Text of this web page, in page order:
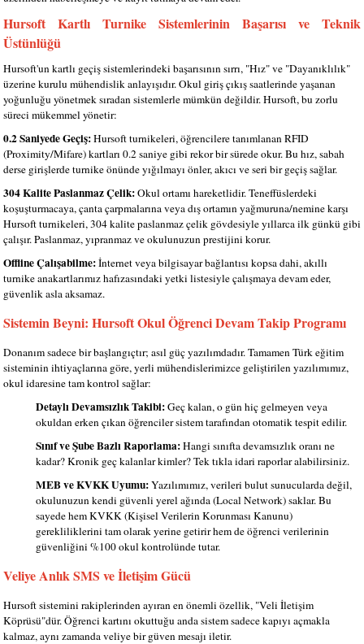
Hursoft Kartlı Turnike Sistemlerinin Başarısı ve Teknik
Üstünlüğü
Hursoft'un kartlı geçiş sistemlerindeki başarısının sırrı, "Hız" ve "Dayanıklılık"
üzerine kurulu mühendislik anlayışıdır. Okul giriş çıkış saatlerinde yaşanan
yoğunluğu yönetmek sıradan sistemlerle mümkün değildir. Hursoft, bu zorlu
süreci mükemmel yönetir:
0.2 Saniyede Geçiş:Hursoft turnikeleri, öğrencilere tanımlanan RFID
(Proximity/Mifare) kartları 0.2 saniye gibi rekor bir sürede okur. Bu hız, sabah
derse girişlerde turnike önünde yığılmayı önler, akıcı ve seri bir geçiş sağlar.
304 Kalite Paslanmaz Çelik:Okul ortamı hareketlidir. Teneffüslerdeki
koşuşturmacaya, çanta çarpmalarına veya dış ortamın yağmuruna/nemine karşı
Hursoft turnikeleri, 304 kalite paslanmaz çelik gövdesiyle yıllarca ilk günkü gibi
çalışır. Paslanmaz, yıpranmaz ve okulunuzun prestijini korur.
Offline Çalışabilme:İnternet veya bilgisayar bağlantısı kopsa dahi, akıllı
turnike anakartlarımız hafızasındaki yetki listesiyle çalışmaya devam eder,
güvenlik asla aksamaz.
Sistemin Beyni: Hursoft Okul Öğrenci Devam Takip Programı
Donanım sadece bir başlangıçtır; asıl güç yazılımdadır. Tamamen Türk eğitim
sisteminin ihtiyaçlarına göre, yerli mühendislerimizce geliştirilen yazılımımız,
okul idaresine tam kontrol sağlar:
Detaylı Devamsızlık Takibi:Geç kalan, o gün hiç gelmeyen veya
okuldan erken çıkan öğrenciler sistem tarafından otomatik tespit edilir.
Sınıf ve Şube Bazlı Raporlama:Hangi sınıfta devamsızlık oranı ne
kadar? Kronik geç kalanlar kimler? Tek tıkla idari raporlar alabilirsiniz.
MEB ve KVKK Uyumu:Yazılımımız, verileri bulut sunucularda değil,
okulunuzun kendi güvenli yerel ağında (Local Network) saklar. Bu
sayede hem KVKK (Kişisel Verilerin Korunması Kanunu)
gerekliliklerini tam olarak yerine getirir hem de öğrenci verilerinin
güvenliğini %100 okul kontrolünde tutar.
Veliye Anlık SMS ve İletişim Gücü
Hursoft sistemini rakiplerinden ayıran en önemli özellik, "Veli İletişim
Köprüsü"dür. Öğrenci kartını okuttuğu anda sistem sadece kapıyı açmakla
kalmaz, aynı zamanda veliye bir güven mesajı iletir.